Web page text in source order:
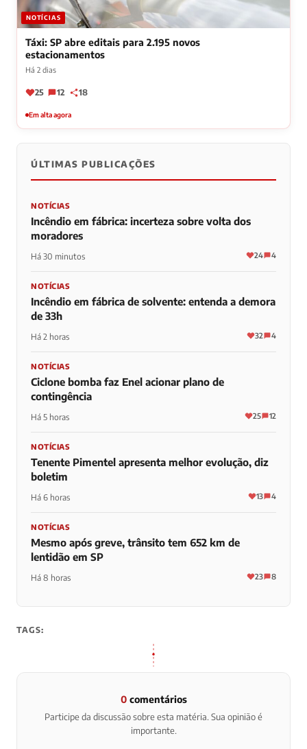
NOTÍCIAS
Táxi: SP abre editais para 2.195 novos
estacionamentos
Há 2 dias
25 12 18
Em alta agora
ÚLTIMAS PUBLICAÇÕES
NOTÍCIAS
Incêndio em fábrica: incerteza sobre volta dos
moradores
Há 30 minutos 24 4
NOTÍCIAS
Incêndio em fábrica de solvente: entenda a demora
de 33h
Há 2 horas 32 4
NOTÍCIAS
Ciclone bomba faz Enel acionar plano de
contingência
Há 5 horas 25 12
NOTÍCIAS
Tenente Pimentel apresenta melhor evolução, diz
boletim
Há 6 horas 13 4
NOTÍCIAS
Mesmo após greve, trânsito tem 652 km de
lentidão em SP
Há 8 horas 23 8
TAGS:
0comentários
Participe da discussão sobre esta matéria. Sua opinião é
importante.